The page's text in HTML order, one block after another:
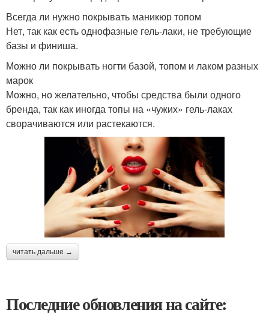
Всегда ли нужно покрывать маникюр топом
Нет, так как есть однофазные гель-лаки, не требующие
базы и финиша.
Можно ли покрывать ногти базой, топом и лаком разных
марок
Можно, но желательно, чтобы средства были одного
бренда, так как иногда топы на «чужих» гель-лаках
сворачиваются или растекаются.
читать дальше →
Последние обновления на сайте: